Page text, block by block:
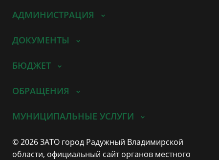
АДМИНИСТРАЦИЯ
ДОКУМЕНТЫ
БЮДЖЕТ
ОБРАЩЕНИЯ
МУНИЦИПАЛЬНЫЕ УСЛУГИ
© 2026 ЗАТО город Радужный Владимирской
области, официальный сайт органов местного